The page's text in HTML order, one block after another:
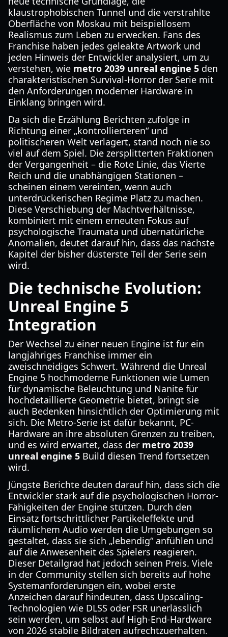
klaustrophobischen Tunnel und die verstrahlte
Oberfläche von Moskau mit beispiellosem
Realismus zum Leben zu erwecken. Fans des
Franchise haben jedes geleakte Artwork und
jeden Hinweis der Entwickler analysiert, um zu
verstehen, wie metro 2039 unreal engine 5 den
charakteristischen Survival-Horror der Serie mit
den Anforderungen moderner Hardware in
Einklang bringen wird.
Da sich die Erzählung Berichten zufolge in
Richtung einer „kontrollierteren“ und
politischeren Welt verlagert, stand noch nie so
viel auf dem Spiel. Die zersplitterten Fraktionen
der Vergangenheit – die Rote Linie, das Vierte
Reich und die unabhängigen Stationen –
scheinen einem vereinten, wenn auch
unterdrückerischen Regime Platz zu machen.
Diese Verschiebung der Machtverhältnisse,
kombiniert mit einem erneuten Fokus auf
psychologische Traumata und übernatürliche
Anomalien, deutet darauf hin, dass das nächste
Kapitel der bisher düsterste Teil der Serie sein
wird.
Die technische Evolution:
Unreal Engine 5
Integration
Der Wechsel zu einer neuen Engine ist für ein
langjähriges Franchise immer ein
zweischneidiges Schwert. Während die Unreal
Engine 5 hochmoderne Funktionen wie Lumen
für dynamische Beleuchtung und Nanite für
hochdetaillierte Geometrie bietet, bringt sie
auch Bedenken hinsichtlich der Optimierung mit
sich. Die Metro-Serie ist dafür bekannt, PC-
Hardware an ihre absoluten Grenzen zu treiben,
und es wird erwartet, dass der metro 2039
unreal engine 5 Build diesen Trend fortsetzen
wird.
Jüngste Berichte deuten darauf hin, dass sich die
Entwickler stark auf die psychologischen Horror-
Fähigkeiten der Engine stützen. Durch den
Einsatz fortschrittlicher Partikeleffekte und
räumlichem Audio werden die Umgebungen so
gestaltet, dass sie sich „lebendig“ anfühlen und
auf die Anwesenheit des Spielers reagieren.
Dieser Detailgrad hat jedoch seinen Preis. Viele
in der Community stellen sich bereits auf hohe
Systemanforderungen ein, wobei erste
Anzeichen darauf hindeuten, dass Upscaling-
Technologien wie DLSS oder FSR unerlässlich
sein werden, um selbst auf High-End-Hardware
von 2026 stabile Bildraten aufrechtzuerhalten.